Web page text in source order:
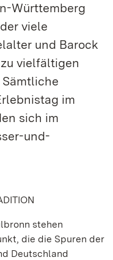
Württemberg
viele
und Barock
vielfältigen
im
sich im
und-
stehen
die die Spuren der
Deutschland